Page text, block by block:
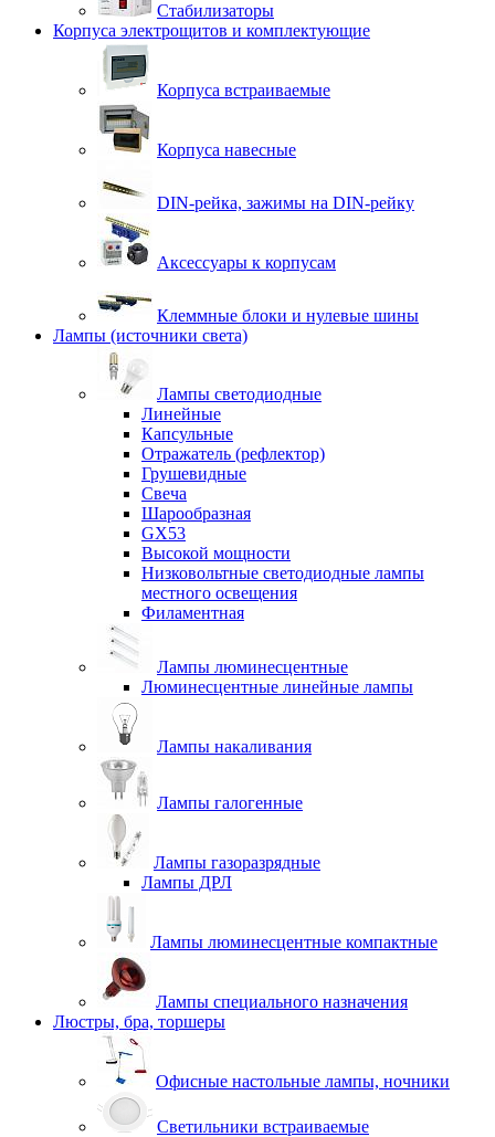
Стабилизаторы
Корпуса электрощитов и комплектующие
Корпуса встраиваемые
Корпуса навесные
DIN-рейка, зажимы на DIN-рейку
Аксессуары к корпусам
Клеммные блоки и нулевые шины
Лампы (источники света)
Лампы светодиодные
Линейные
Капсульные
Отражатель (рефлектор)
Грушевидные
Свеча
Шарообразная
GX53
Высокой мощности
Низковольтные светодиодные лампы
местного освещения
Филаментная
Лампы люминесцентные
Люминесцентные линейные лампы
Лампы накаливания
Лампы галогенные
Лампы газоразрядные
Лампы ДРЛ
Лампы люминесцентные компактные
Лампы специального назначения
Люстры, бра, торшеры
Офисные настольные лампы, ночники
Светильники встраиваемые